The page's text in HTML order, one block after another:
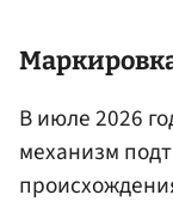
В июле 2026
механизм